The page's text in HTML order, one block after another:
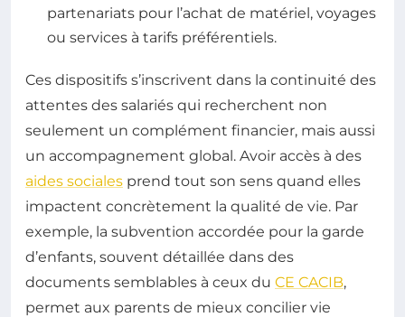
partenariats pour l’achat de matériel, voyages
ou services à tarifs préférentiels.
Ces dispositifs s’inscrivent dans la continuité des
attentes des salariés qui recherchent non
seulement un complément financier, mais aussi
un accompagnement global. Avoir accès à des
aides sociales prend tout son sens quand elles
impactent concrètement la qualité de vie. Par
exemple, la subvention accordée pour la garde
d’enfants, souvent détaillée dans des
documents semblables à ceux du CE CACIB,
permet aux parents de mieux concilier vie